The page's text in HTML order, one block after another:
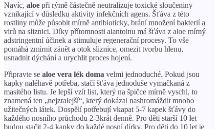
Navíc, aloe při rýmě částečně neutralizuje toxické sloučeniny
vznikající v důsledku aktivity infekčních agens. Šťáva z této
rostliny může působit mírně antibioticky, brání množení bakterií a
virů na sliznici. Díky přítomnosti alantoinu má šťáva z aloe mírný
adstringentní účinek a stimuluje regenerační procesy. To vše
pomáhá zmírnit zánět a otok sliznice, omezit tvorbu hlenu,
usnadnit dýchání a urychlit proces hojení.
Připravte se aloe vera lék doma velmi jednoduché. Pokud jsou
kapky naléhavě potřeba, stačí šťáva jednoduše vymačkaná z
masitého listu. Je lepší vzít list, který na špičce mírně vyschl, to
znamená ten „nejzralejší“, který dokázal nashromáždit mnoho
užitečných látek. Dospělí potřebují vkapat 5-7 kapek šťávy do
každého nosního průchodu 2-3krát denně. Pro děti starší 10 let
budou stačit 2-4 kapky do každé nosní dírky. Pro děti do 10 let je